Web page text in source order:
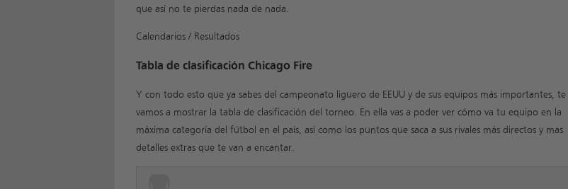
que así no te pierdas nada de nada.
Calendarios / Resultados
Tabla de clasificación Chicago Fire
Y con todo esto que ya sabes del campeonato liguero de EEUU y de sus equipos más importantes, te
vamos a mostrar la tabla de clasificación del torneo. En ella vas a poder ver cómo va tu equipo en la
máxima categoría del fútbol en el país, así como los puntos que saca a sus rivales más directos y mas
detalles extras que te van a encantar.